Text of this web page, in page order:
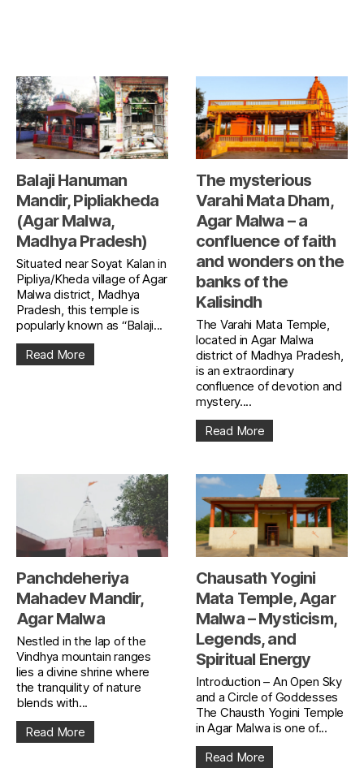
Balaji Hanuman
Mandir, Pipliakheda
(Agar Malwa,
Madhya Pradesh)
Situated near Soyat Kalan in
Pipliya/Kheda village of Agar
Malwa district, Madhya
Pradesh, this temple is
popularly known as “Balaji...
Read More
The mysterious
Varahi Mata Dham,
Agar Malwa – a
confluence of faith
and wonders on the
banks of the
Kalisindh
The Varahi Mata Temple,
located in Agar Malwa
district of Madhya Pradesh,
is an extraordinary
confluence of devotion and
mystery....
Read More
Panchdeheriya
Mahadev Mandir,
Agar Malwa
Nestled in the lap of the
Vindhya mountain ranges
lies a divine shrine where
the tranquility of nature
blends with...
Read More
Chausath Yogini
Mata Temple, Agar
Malwa – Mysticism,
Legends, and
Spiritual Energy
Introduction – An Open Sky
and a Circle of Goddesses
The Chausth Yogini Temple
in Agar Malwa is one of...
Read More